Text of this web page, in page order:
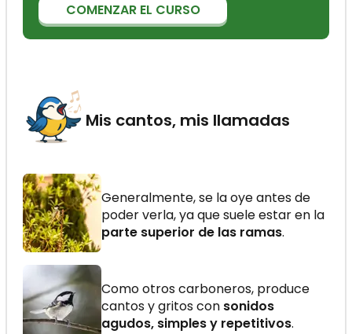
COMENZAR EL CURSO
Mis cantos, mis llamadas
Generalmente, se la oye antes de
poder verla, ya que suele estar en la
parte superior de las ramas.
Como otros carboneros, produce
cantos y gritos con sonidos
agudos, simples y repetitivos.